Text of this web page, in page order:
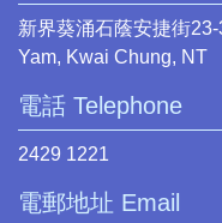
新界葵涌石蔭安捷街
Yam, Kwai Chung, NT
電話 Telephone
2429 1221
電郵地址 Email